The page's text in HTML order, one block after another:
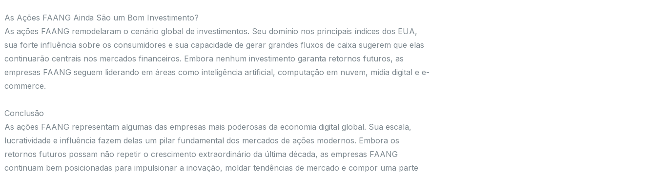
As Ações FAANG Ainda São um Bom Investimento?
As ações FAANG remodelaram o cenário global de investimentos. Seu domínio nos principais índices dos EUA,
sua forte influência sobre os consumidores e sua capacidade de gerar grandes fluxos de caixa sugerem que elas
continuarão centrais nos mercados financeiros. Embora nenhum investimento garanta retornos futuros, as
empresas FAANG seguem liderando em áreas como inteligência artificial, computação em nuvem, mídia digital e e-
commerce.
Conclusão
As ações FAANG representam algumas das empresas mais poderosas da economia digital global. Sua escala,
lucratividade e influência fazem delas um pilar fundamental dos mercados de ações modernos. Embora os
retornos futuros possam não repetir o crescimento extraordinário da última década, as empresas FAANG
continuam bem posicionadas para impulsionar a inovação, moldar tendências de mercado e compor uma parte